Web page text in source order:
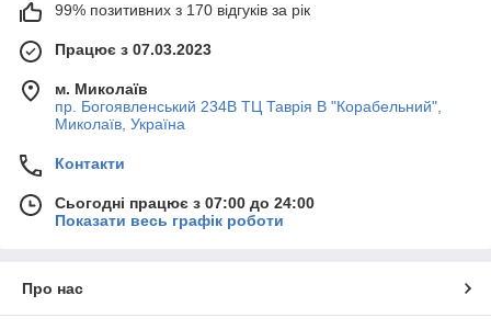
99% позитивних з 170 відгуків за рік
Працює з 07.03.2023
м. Миколаїв
пр. Богоявленський 234В ТЦ Таврія В "Корабельний",
Миколаїв, Україна
Контакти
Сьогодні працює з 07:00 до 24:00
Показати весь графік роботи
Про нас